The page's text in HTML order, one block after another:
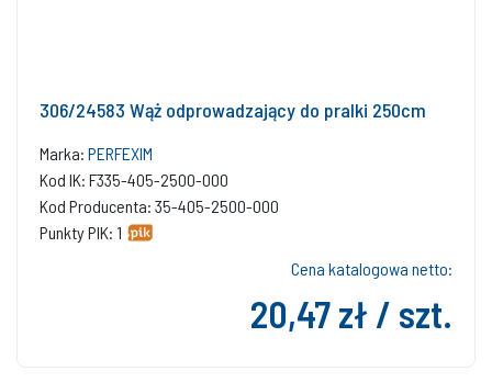
306/24583 Wąż odprowadzający do pralki 250cm
Marka: PERFEXIM
Kod IK: F335-405-2500-000
Kod Producenta: 35-405-2500-000
Punkty PIK: 1
Cena katalogowa netto:
20,47 zł / szt.